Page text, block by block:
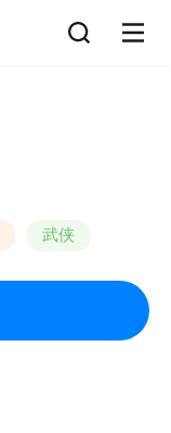
武侠